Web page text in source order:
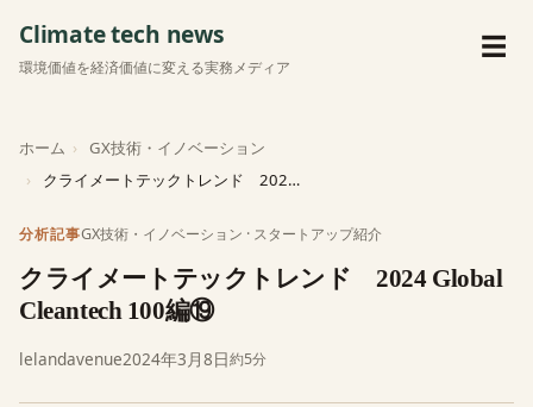
Climate tech news
環境価値を経済価値に変える実務メディア
メ
☰
ホーム
GX技術・イノベーション
クライメートテックトレンド 2024 Global Cleantech 100編⑲
分析記事GX技術・イノベーション · スタートアップ紹介
クライメートテックトレンド 2024 Global
Cleantech 100編⑲
lelandavenue2024年3月8日約5分